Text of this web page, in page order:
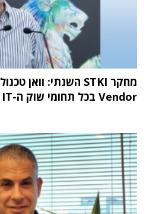
Vendor בכל תחומי שוק ה-IT